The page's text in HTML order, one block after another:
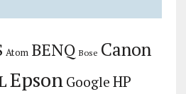
Atom BENQ Bose Canon
Epson Google HP